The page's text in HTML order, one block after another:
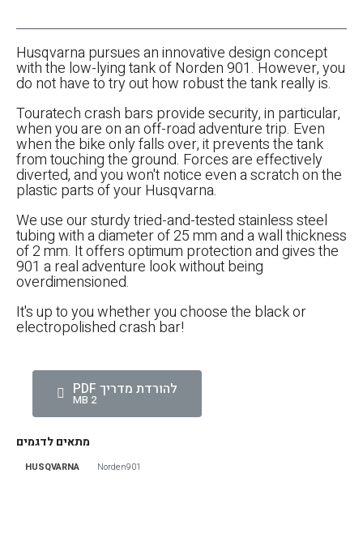
Husqvarna pursues an innovative design concept
with the low-lying tank of Norden 901. However, you
do not have to try out how robust the tank really is.
Touratech crash bars provide security, in particular,
when you are on an off-road adventure trip. Even
when the bike only falls over, it prevents the tank
from touching the ground. Forces are effectively
diverted, and you won't notice even a scratch on the
plastic parts of your Husqvarna.
We use our sturdy tried-and-tested stainless steel
tubing with a diameter of 25 mm and a wall thickness
of 2 mm. It offers optimum protection and gives the
901 a real adventure look without being
overdimensioned.
It's up to you whether you choose the black or
electropolished crash bar!
להורדת מדריך PDF
2 MB
מתאים לדגמים
HUSQVARNA Norden901